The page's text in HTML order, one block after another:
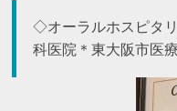
◇オーラルホスピタ
科医院＊東大阪市医